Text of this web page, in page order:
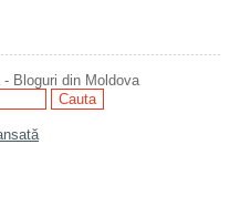
Bloguri din Moldova